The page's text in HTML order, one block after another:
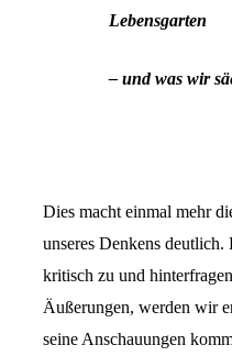
Lebensgarten
– und was wir
Dies macht einmal mehr
unseres Denkens
kritisch zu und
Äußerungen, werden wir
seine Anschauungen